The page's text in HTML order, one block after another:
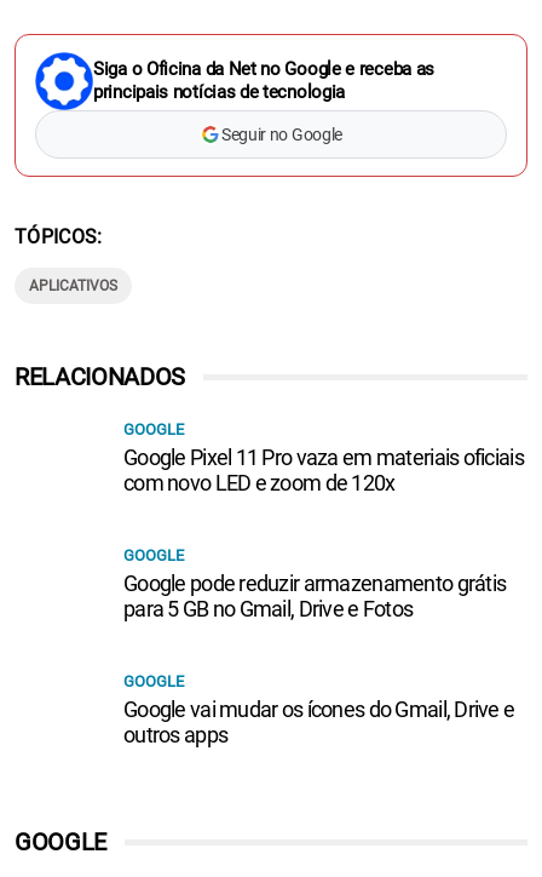
Siga o Oficina da Net no Google e receba as
principais notícias de tecnologia
Seguir no Google
TÓPICOS
APLICATIVOS
GOOGLE
RELACIONADOS
GOOGLE
Google Pixel 11 Pro vaza em materiais oficiais
com novo LED e zoom de 120x
GOOGLE
Google pode reduzir armazenamento grátis
para 5 GB no Gmail, Drive e Fotos
GOOGLE
Google vai mudar os ícones do Gmail, Drive e
outros apps